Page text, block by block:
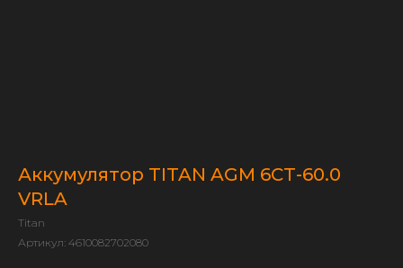
Аккумулятор TITAN AGM 6СТ-60.0
VRLA
Titan
Артикул: 4610082702080